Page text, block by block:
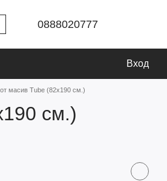
0888020777
Вход
от масив Tube (82х190 см.)
см.)